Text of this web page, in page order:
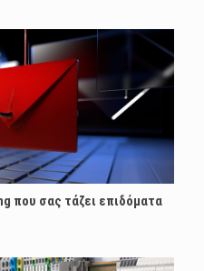
που σας τάζει επιδόματα